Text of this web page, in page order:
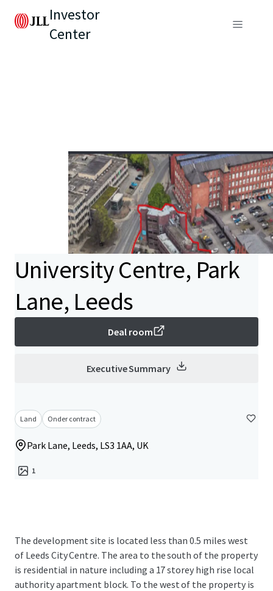
Investor
Center
University Centre, Park
Lane, Leeds
Deal room
Executive Summary
Land Onder contract
Park Lane, Leeds, LS3 1AA, UK
1
The development site is located less than 0.5 miles west
of Leeds City Centre. The area to the south of the property
is residential in nature including a 17 storey high rise local
authority apartment block. To the west of the property is